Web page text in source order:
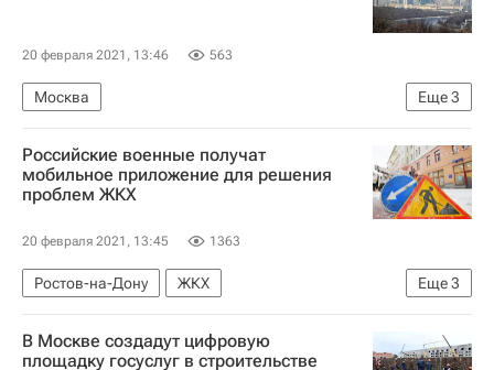
20 февраля 2021, 13:46 563
Еще3
Москва
Федеральная служба по интеллектуальной собственности (Роспатент)
Коммерческая недвижимость
Российские военные получат
мобильное приложение для решения
проблем ЖКХ
20 февраля 2021, 13:45 1363
Еще3
Ростов-на-Дону
ЖКХ
Министерство обороны РФ (Минобороны РФ)
Военные
Россия
В Москве создадут цифровую
площадку госуслуг в строительстве